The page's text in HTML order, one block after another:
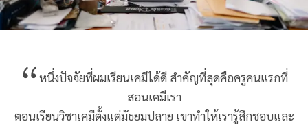
หนึ่งปัจจัยที่ผมเรียนเคมีได้ดี สำคัญที่สุดคือครูคนแรกที่
สอนเคมีเรา
ตอนเรียนวิชาเคมีตั้งแต่มัธยมปลาย เขาทำให้เรารู้สึกชอบและ